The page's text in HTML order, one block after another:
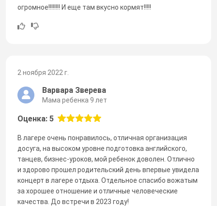
огромное!!!!!!!! И еще там вкусно кормят!!!!!
2 ноября 2022 г.
Варвара Зверева
Мама ребенка 9 лет
Оценка: 5
В лагере очень понравилось, отличная организация
досуга, на высоком уровне подготовка английского,
танцев, бизнес-уроков, мой ребенок доволен. Отлично
и здорово прошел родительский день впервые увидела
концерт в лагере отдыха. Отдельное спасибо вожатым
за хорошее отношение и отличные человеческие
качества. До встречи в 2023 году!